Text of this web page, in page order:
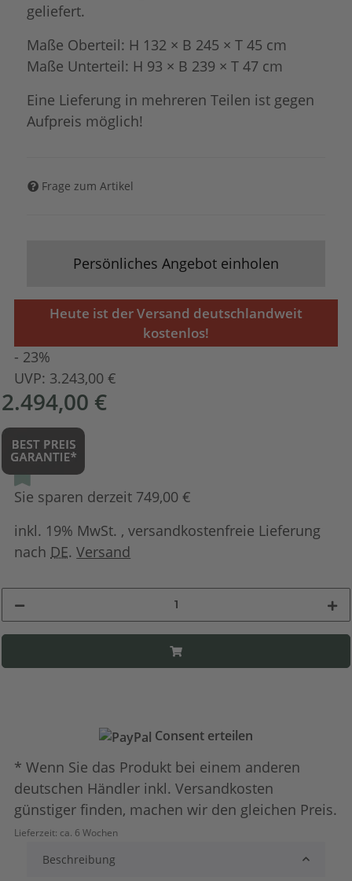
geliefert.
Maße Oberteil: H 132 × B 245 × T 45 cm
Maße Unterteil: H 93 × B 239 × T 47 cm
Eine Lieferung in mehreren Teilen ist gegen
Aufpreis möglich!
Frage zum Artikel
Persönliches Angebot einholen
Heute ist der Versand deutschlandweit
kostenlos!
- 23%
UVP: 3.243,00 €
2.494,00 €
Sie sparen derzeit 749,00 €
inkl. 19% MwSt. , versandkostenfreie Lieferung
nach DE.Versand
Consent erteilen
* Wenn Sie das Produkt bei einem anderen
deutschen Händler inkl. Versandkosten
günstiger finden, machen wir den gleichen Preis.
Lieferzeit: ca. 6 Wochen
Beschreibung